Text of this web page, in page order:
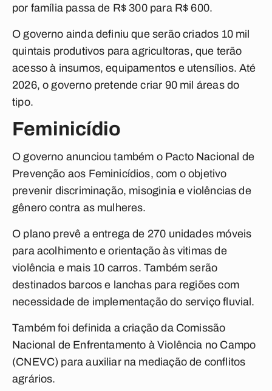
por família passa de R$ 300 para R$ 600.
O governo ainda definiu que serão criados 10 mil
quintais produtivos para agricultoras, que terão
acesso à insumos, equipamentos e utensílios. Até
2026, o governo pretende criar 90 mil áreas do
tipo.
Feminicídio
O governo anunciou também o Pacto Nacional de
Prevenção aos Feminicídios, com o objetivo
prevenir discriminação, misoginia e violências de
gênero contra as mulheres.
O plano prevê a entrega de 270 unidades móveis
para acolhimento e orientação às vitimas de
violência e mais 10 carros. Também serão
destinados barcos e lanchas para regiões com
necessidade de implementação do serviço fluvial.
Também foi definida a criação da Comissão
Nacional de Enfrentamento à Violência no Campo
(CNEVC) para auxiliar na mediação de conflitos
agrários.